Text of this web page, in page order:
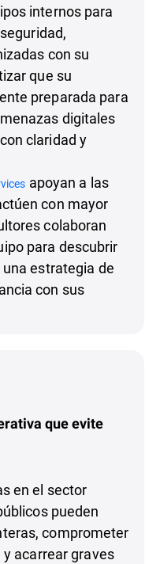
internos para
con su
que su
preparada para
digitales
claridad y
apoyan a las
con mayor
colaboran
para descubrir
estrategia de
con sus
que evite
en el sector
pueden
comprometer
acarrear graves